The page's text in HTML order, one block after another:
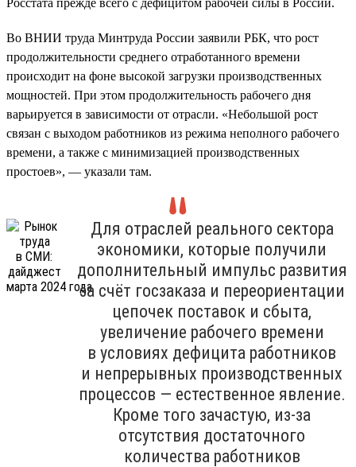
Во ВНИИ труда Минтруда России заявили РБК, что рост
продолжительности среднего отработанного времени
происходит на фоне высокой загрузки производственных
мощностей. При этом продолжительность рабочего дня
варьируется в зависимости от отрасли. «Небольшой рост
связан с выходом работников из режима неполного рабочего
времени, а также с минимизацией производственных
простоев», — указали там.
Для отраслей реального сектора
экономики, которые получили
дополнительный импульс развития
за счёт госзаказа и переориентации
цепочек поставок и сбыта,
увеличение рабочего времени
в условиях дефицита работников
и непрерывных производственных
процессов — естественное явление.
Кроме того зачастую, из-за
отсутствия достаточного
количества работников